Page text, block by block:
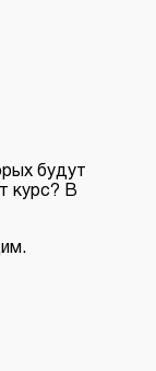
будут
курс? В